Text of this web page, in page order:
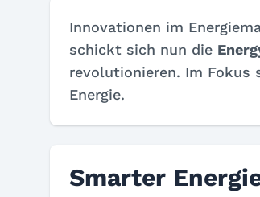
Innovationen im
schickt sich nun die
revolutionieren. Im Fokus
Energie.
Smarter